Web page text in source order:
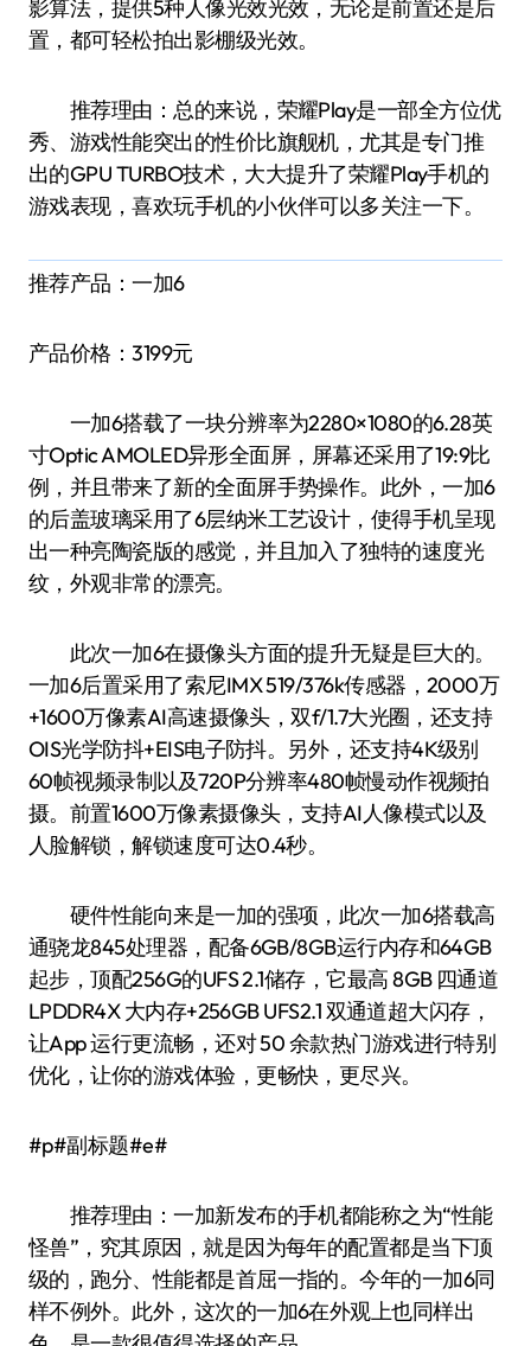
影算法，提供5种人像光效光效，无论是前置还是后
置，都可轻松拍出影棚级光效。
推荐理由：总的来说，荣耀Play是一部全方位优
秀、游戏性能突出的性价比旗舰机，尤其是专门推
出的GPU TURBO技术，大大提升了荣耀Play手机的
游戏表现，喜欢玩手机的小伙伴可以多关注一下。
推荐产品：一加6
产品价格：3199元
一加6搭载了一块分辨率为2280×1080的6.28英
寸Optic AMOLED异形全面屏，屏幕还采用了19:9比
例，并且带来了新的全面屏手势操作。此外，一加6
的后盖玻璃采用了6层纳米工艺设计，使得手机呈现
出一种亮陶瓷版的感觉，并且加入了独特的速度光
纹，外观非常的漂亮。
此次一加6在摄像头方面的提升无疑是巨大的。
一加6后置采用了索尼IMX 519/376k传感器，2000万
+1600万像素AI高速摄像头，双f/1.7大光圈，还支持
OIS光学防抖+EIS电子防抖。另外，还支持4K级别
60帧视频录制以及720P分辨率480帧慢动作视频拍
摄。前置1600万像素摄像头，支持AI人像模式以及
人脸解锁，解锁速度可达0.4秒。
硬件性能向来是一加的强项，此次一加6搭载高
通骁龙845处理器，配备6GB/8GB运行内存和64GB
起步，顶配256G的UFS 2.1储存，它最高 8GB 四通道
LPDDR4X 大内存+256GB UFS2.1 双通道超大闪存，
让App 运行更流畅，还对 50 余款热门游戏进行特别
优化，让你的游戏体验，更畅快，更尽兴。
#p#副标题#e#
推荐理由：一加新发布的手机都能称之为“性能
怪兽”，究其原因，就是因为每年的配置都是当下顶
级的，跑分、性能都是首屈一指的。今年的一加6同
样不例外。此外，这次的一加6在外观上也同样出